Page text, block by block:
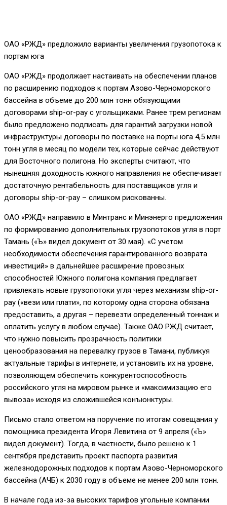
ОАО «РЖД» предложило варианты увеличения грузопотока к
портам юга
ОАО «РЖД» продолжает настаивать на обеспечении планов
по расширению подходов к портам Азово-Черноморского
бассейна в объеме до 200 млн тонн обязующими
договорами ship-or-pay с угольщиками. Ранее трем регионам
было предложено подписать для гарантий загрузки новой
инфраструктуры договоры по поставке на порты юга 4,5 млн
тонн угля в месяц по модели тех, которые сейчас действуют
для Восточного полигона. Но эксперты считают, что
нынешняя доходность южного направления не обеспечивает
достаточную рентабельность для поставщиков угля и
договоры ship-or-pay – слишком рискованны.
ОАО «РЖД» направило в Минтранс и Минэнерго предложения
по формированию дополнительных грузопотоков угля в порт
Тамань («Ъ» видел документ от 30 мая). «С учетом
необходимости обеспечения гарантированного возврата
инвестиций» в дальнейшее расширение провозных
способностей Южного полигона компания предлагает
привлекать новые грузопотоки угля через механизм ship-or-
pay («вези или плати», по которому одна сторона обязана
предоставить, а другая – перевезти определенный тоннаж и
оплатить услугу в любом случае). Также ОАО РЖД считает,
что нужно повысить прозрачность политики
ценообразования на перевалку грузов в Тамани, публикуя
актуальные тарифы в интернете, и установить их на уровне,
позволяющем обеспечить конкурентоспособность
российского угля на мировом рынке и «максимизацию его
вывоза» исходя из сложившейся конъюнктуры.
Письмо стало ответом на поручение по итогам совещания у
помощника президента Игоря Левитина от 9 апреля («Ъ»
видел документ). Тогда, в частности, было решено к 1
сентября представить проект паспорта развития
железнодорожных подходов к портам Азово-Черноморского
бассейна (АЧБ) к 2030 году в объеме не менее 200 млн тонн.
В начале года из-за высоких тарифов угольные компании